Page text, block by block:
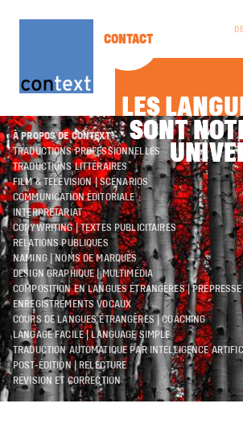
LES
SONT
SONT
DE
À PROPOS DE CONTEXT®
TRADUCTIONS PROFESSIONNELLES
TRADUCTIONS LITTÉRAIRES
FILM & TÉLÉVISION | SCÉNARIOS
COMMUNICATION ÉDITORIALE
INTERPRÉTARIAT
COPYWRITING | TEXTES PUBLICITAIRES
RELATIONS PUBLIQUES
NAMING | NOMS DE MARQUES
DESIGN GRAPHIQUE | MULTIMÉDIA
COMPOSITION EN LANGUES ÉTRANGÈRES | PRÉPRESSE
ENREGISTREMENTS VOCAUX
COURS DE LANGUES ÉTRANGÈRES | COACHING
LANGAGE FACILE | LANGUAGE SIMPLE
TRADUCTION AUTOMATIQUE PAR INTELLIGENCE
POST-ÉDITION | RELECTURE
RÉVISION ET CORRECTION
MENTIONS
LÉGALES
CGV
PROTECTION DES
DONNÉES
CONTACT